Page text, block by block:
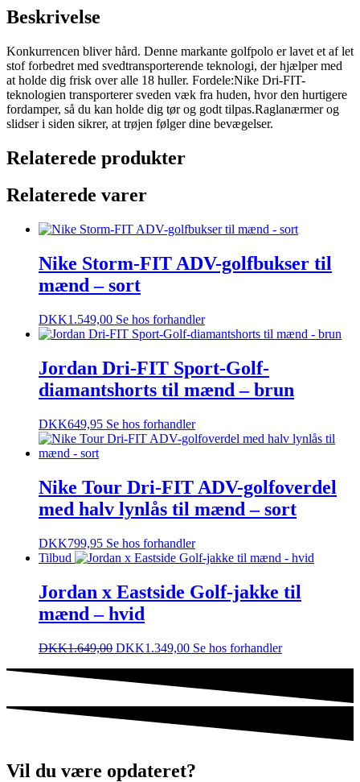
Beskrivelse
Konkurrencen bliver hård. Denne markante golfpolo er lavet et af let
stof forbedret med svedtransporterende teknologi, der hjælper med
at holde dig frisk over alle 18 huller. Fordele:Nike Dri-FIT-
teknologien transporterer sveden væk fra huden, hvor den hurtigere
fordamper, så du kan holde dig tør og godt tilpas.Raglanærmer og
slidser i siden sikrer, at trøjen følger dine bevægelser.
Relaterede produkter
Relaterede varer
Nike Storm-FIT ADV-golfbukser til
mænd – sort
DKK1.549,00 Se hos forhandler
Jordan Dri-FIT Sport-Golf-
diamantshorts til mænd – brun
DKK649,95 Se hos forhandler
Nike Tour Dri-FIT ADV-golfoverdel
med halv lynlås til mænd – sort
DKK799,95 Se hos forhandler
Tilbud
Jordan x Eastside Golf-jakke til
mænd – hvid
DKK1.649,00 DKK1.349,00 Se hos forhandler
Vil du være opdateret?